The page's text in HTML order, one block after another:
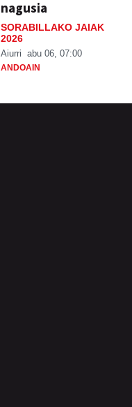
nagusia
SORABILLAKO JAIAK
2026
Aiurri abu 06, 07:00
ANDOAIN